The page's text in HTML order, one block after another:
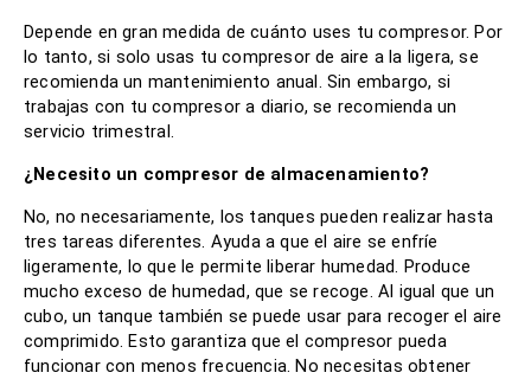
Depende en gran medida de cuánto uses tu compresor. Por
lo tanto, si solo usas tu compresor de aire a la ligera, se
recomienda un mantenimiento anual. Sin embargo, si
trabajas con tu compresor a diario, se recomienda un
servicio trimestral.
¿Necesito un compresor de almacenamiento?
No, no necesariamente, los tanques pueden realizar hasta
tres tareas diferentes. Ayuda a que el aire se enfríe
ligeramente, lo que le permite liberar humedad. Produce
mucho exceso de humedad, que se recoge. Al igual que un
cubo, un tanque también se puede usar para recoger el aire
comprimido. Esto garantiza que el compresor pueda
funcionar con menos frecuencia. No necesitas obtener